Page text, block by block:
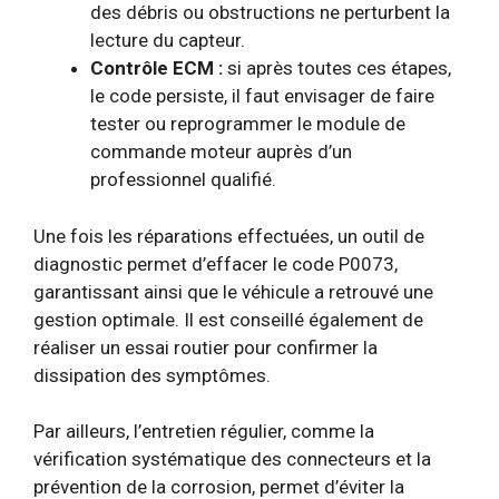
des débris ou obstructions ne perturbent la
lecture du capteur.
Contrôle ECM : si après toutes ces étapes,
le code persiste, il faut envisager de faire
tester ou reprogrammer le module de
commande moteur auprès d’un
professionnel qualifié.
Une fois les réparations effectuées, un outil de
diagnostic permet d’effacer le code P0073,
garantissant ainsi que le véhicule a retrouvé une
gestion optimale. Il est conseillé également de
réaliser un essai routier pour confirmer la
dissipation des symptômes.
Par ailleurs, l’entretien régulier, comme la
vérification systématique des connecteurs et la
prévention de la corrosion, permet d’éviter la